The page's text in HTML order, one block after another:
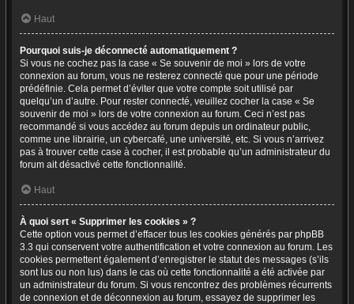
Haut
Pourquoi suis-je déconnecté automatiquement ?
Si vous ne cochez pas la case « Se souvenir de moi » lors de votre
connexion au forum, vous ne resterez connecté que pour une période
prédéfinie. Cela permet d’éviter que votre compte soit utilisé par
quelqu’un d’autre. Pour rester connecté, veuillez cocher la case « Se
souvenir de moi » lors de votre connexion au forum. Ceci n’est pas
recommandé si vous accédez au forum depuis un ordinateur public,
comme une librairie, un cybercafé, une université, etc. Si vous n’arrivez
pas à trouver cette case à cocher, il est probable qu’un administrateur du
forum ait désactivé cette fonctionnalité.
Haut
À quoi sert « Supprimer les cookies » ?
Cette option vous permet d’effacer tous les cookies générés par phpBB
3.3 qui conservent votre authentification et votre connexion au forum. Les
cookies permettent également d’enregistrer le statut des messages (s’ils
sont lus ou non lus) dans le cas où cette fonctionnalité a été activée par
un administrateur du forum. Si vous rencontrez des problèmes récurrents
de connexion et de déconnexion au forum, essayez de supprimer les